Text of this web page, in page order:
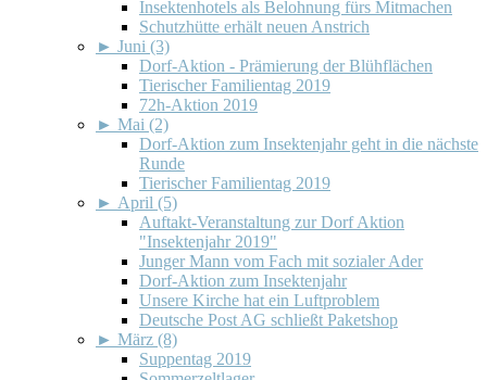
Insektenhotels als Belohnung fürs Mitmachen
Schutzhütte erhält neuen Anstrich
► Juni (3)
Dorf-Aktion - Prämierung der Blühflächen
Tierischer Familientag 2019
72h-Aktion 2019
► Mai (2)
Dorf-Aktion zum Insektenjahr geht in die nächste
Runde
Tierischer Familientag 2019
► April (5)
Auftakt-Veranstaltung zur Dorf Aktion
"Insektenjahr 2019"
Junger Mann vom Fach mit sozialer Ader
Dorf-Aktion zum Insektenjahr
Unsere Kirche hat ein Luftproblem
Deutsche Post AG schließt Paketshop
► März (8)
Suppentag 2019